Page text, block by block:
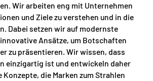
Wir arbeiten eng mit Unternehmen
und Ziele zu verstehen und in die
Dabei setzen wir auf modernste
Ansätze, um Botschaften
zu präsentieren. Wir wissen, dass
einzigartig ist und entwickeln daher
die Marken zum Strahlen